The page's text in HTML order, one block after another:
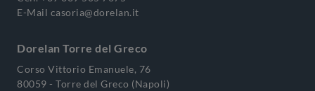
E-Mail casoria@dorelan.it
Dorelan Torre del Greco
Corso Vittorio Emanuele, 76
80059 - Torre del Greco (Napoli)